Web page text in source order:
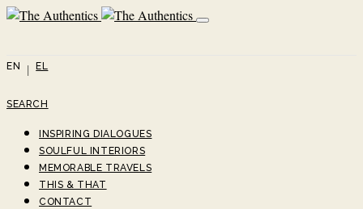
EN EL
SEARCH
INSPIRING DIALOGUES
SOULFUL INTERIORS
MEMORABLE TRAVELS
THIS & THAT
CONTACT